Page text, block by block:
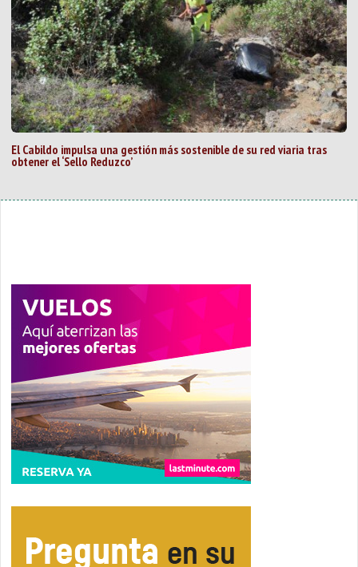
El Cabildo impulsa una gestión más sostenible de su red viaria tras
obtener el ‘Sello Reduzco’